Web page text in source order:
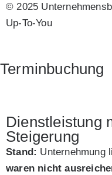
© 2025
Up-To-You
Terminbuchung
Dienstleistung
Steigerung
Stand: Unternehmung
waren nicht